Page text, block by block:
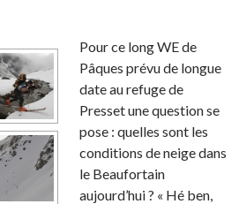
Pour ce long WE de
Pâques prévu de longue
date au refuge de
Presset une question se
pose : quelles sont les
conditions de neige dans
le Beaufortain
aujourd’hui ? « Hé ben,